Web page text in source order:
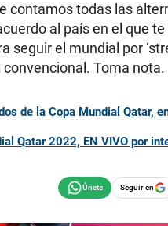
contamos todas las
al país en el que te
seguir el mundial por
Toma nota.
de la Copa Mundial Qatar,
Qatar 2022, EN VIVO por
Seguir en